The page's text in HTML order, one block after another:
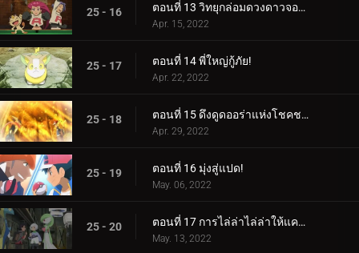
25 - 16 ตอนที่ 13 วิทยุกล่อมดวงดาวจอมซน!
Apr. 15, 2022
25 - 17 ตอนที่ 14 พี่ใหญ่กู้ภัย!
Apr. 22, 2022
25 - 18 ตอนที่ 15 ดึงดูดออร่าแห่งโชคชะตา!
Apr. 29, 2022
25 - 19 ตอนที่ 16 มุ่งสู่แปด!
May. 06, 2022
25 - 20 ตอนที่ 17 การไล่ล่าไล่ล่าให้แคบลง!
May. 13, 2022